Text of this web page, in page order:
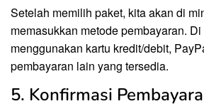
Setelah memilih paket, kita akan di
memasukkan metode pembayaran.
menggunakan kartu kredit/debit,
pembayaran lain yang tersedia.
5. Konfirmasi